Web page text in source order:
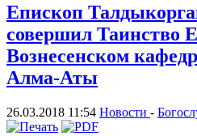
Епископ
совершил Таинство
Вознесенском
Алма-Аты
26.03.2018 11:54 Новости -